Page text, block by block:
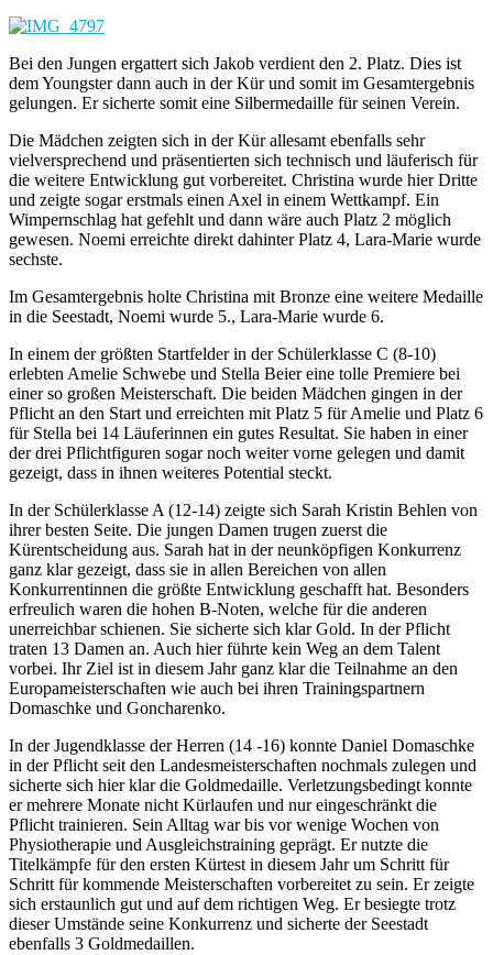
Bei den Jungen ergattert sich Jakob verdient den 2. Platz. Dies ist
dem Youngster dann auch in der Kür und somit im Gesamtergebnis
gelungen. Er sicherte somit eine Silbermedaille für seinen Verein.
Die Mädchen zeigten sich in der Kür allesamt ebenfalls sehr
vielversprechend und präsentierten sich technisch und läuferisch für
die weitere Entwicklung gut vorbereitet. Christina wurde hier Dritte
und zeigte sogar erstmals einen Axel in einem Wettkampf. Ein
Wimpernschlag hat gefehlt und dann wäre auch Platz 2 möglich
gewesen. Noemi erreichte direkt dahinter Platz 4, Lara-Marie wurde
sechste.
Im Gesamtergebnis holte Christina mit Bronze eine weitere Medaille
in die Seestadt, Noemi wurde 5., Lara-Marie wurde 6.
In einem der größten Startfelder in der Schülerklasse C (8-10)
erlebten Amelie Schwebe und Stella Beier eine tolle Premiere bei
einer so großen Meisterschaft. Die beiden Mädchen gingen in der
Pflicht an den Start und erreichten mit Platz 5 für Amelie und Platz 6
für Stella bei 14 Läuferinnen ein gutes Resultat. Sie haben in einer
der drei Pflichtfiguren sogar noch weiter vorne gelegen und damit
gezeigt, dass in ihnen weiteres Potential steckt.
In der Schülerklasse A (12-14) zeigte sich Sarah Kristin Behlen von
ihrer besten Seite. Die jungen Damen trugen zuerst die
Kürentscheidung aus. Sarah hat in der neunköpfigen Konkurrenz
ganz klar gezeigt, dass sie in allen Bereichen von allen
Konkurrentinnen die größte Entwicklung geschafft hat. Besonders
erfreulich waren die hohen B-Noten, welche für die anderen
unerreichbar schienen. Sie sicherte sich klar Gold. In der Pflicht
traten 13 Damen an. Auch hier führte kein Weg an dem Talent
vorbei. Ihr Ziel ist in diesem Jahr ganz klar die Teilnahme an den
Europameisterschaften wie auch bei ihren Trainingspartnern
Domaschke und Goncharenko.
In der Jugendklasse der Herren (14 -16) konnte Daniel Domaschke
in der Pflicht seit den Landesmeisterschaften nochmals zulegen und
sicherte sich hier klar die Goldmedaille. Verletzungsbedingt konnte
er mehrere Monate nicht Kürlaufen und nur eingeschränkt die
Pflicht trainieren. Sein Alltag war bis vor wenige Wochen von
Physiotherapie und Ausgleichstraining geprägt. Er nutzte die
Titelkämpfe für den ersten Kürtest in diesem Jahr um Schritt für
Schritt für kommende Meisterschaften vorbereitet zu sein. Er zeigte
sich erstaunlich gut und auf dem richtigen Weg. Er besiegte trotz
dieser Umstände seine Konkurrenz und sicherte der Seestadt
ebenfalls 3 Goldmedaillen.